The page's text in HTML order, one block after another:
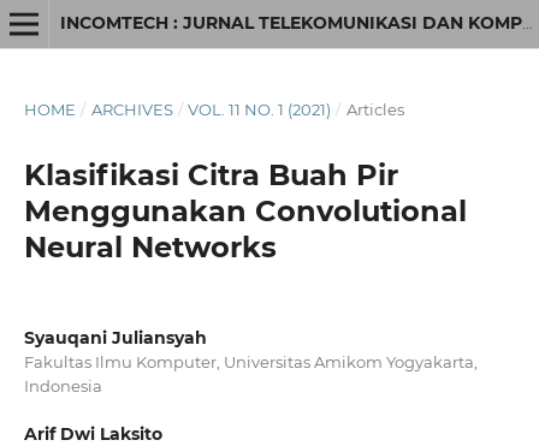
INCOMTECH : JURNAL TELEKOMUNIKASI DAN KOMPUTER
HOME / ARCHIVES / VOL. 11 NO. 1 (2021) / Articles
Klasifikasi Citra Buah Pir
Menggunakan Convolutional
Neural Networks
Syauqani Juliansyah
Fakultas Ilmu Komputer, Universitas Amikom Yogyakarta,
Indonesia
Arif Dwi Laksito